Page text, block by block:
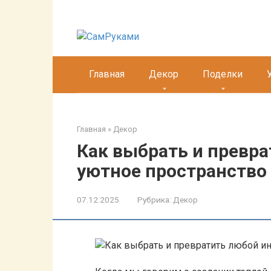
Главная Декор Поделки
Главная » Декор
Как выбрать и
уютное пространство
07.12.2025 Рубрика: Декор